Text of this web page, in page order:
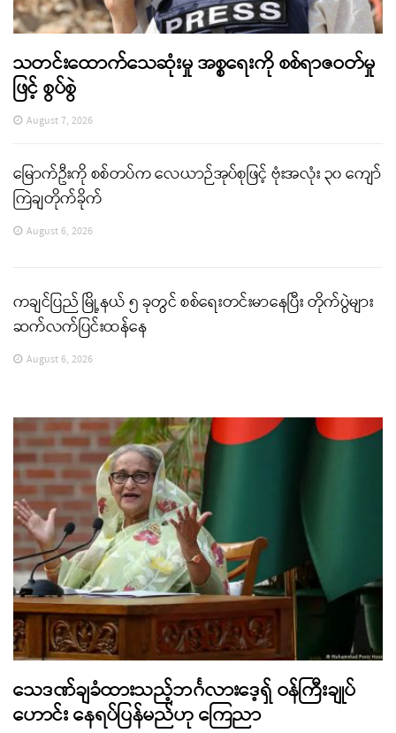
သတင်းထောက်သေဆုံးမှု အစ္စရေးကို စစ်ရာဇဝတ်မှု
ဖြင့် စွပ်စွဲ
August 7, 2026
မြောက်ဦးကို စစ်တပ်က လေယာဉ်အုပ်စုဖြင့် ဗုံးအလုံး ၃၀ ကျော်
ကြဲချတိုက်ခိုက်
August 6, 2026
ကချင်ပြည် မြို့နယ် ၅ ခုတွင် စစ်ရေးတင်းမာနေပြီး တိုက်ပွဲများ
ဆက်လက်ပြင်းထန်နေ
August 6, 2026
သေဒဏ်ချခံထားသည့်ဘင်္ဂလားဒေ့ရှ် ဝန်ကြီးချုပ်
ဟောင်း နေရပ်ပြန်မည်ဟု ကြေညာ